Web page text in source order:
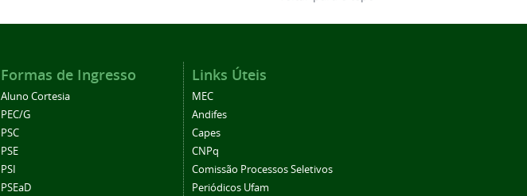
Formas de Ingresso
Aluno Cortesia
PEC/G
PSC
PSE
PSI
PSEaD
Links Úteis
MEC
Andifes
Capes
CNPq
Comissão Processos Seletivos
Periódicos Ufam